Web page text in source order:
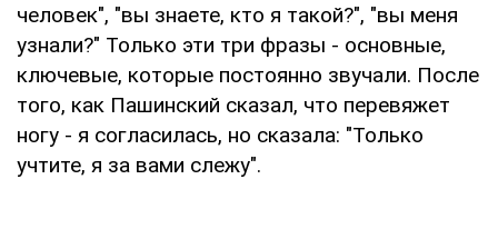
человек", "вы знаете, кто я такой?", "вы меня
узнали?" Только эти три фразы - основные,
ключевые, которые постоянно звучали. После
того, как Пашинский сказал, что перевяжет
ногу - я согласилась, но сказала: "Только
учтите, я за вами слежу".